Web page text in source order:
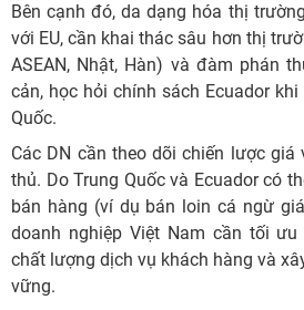
Bên cạnh đó, da dạng hóa thị
với EU, cần khai thác sâu hơn thị
ASEAN, Nhật, Hàn) và đàm phán
cản, học hỏi chính sách Ecuador
Quốc.
Các DN cần theo dõi chiến lược
thủ. Do Trung Quốc và Ecuador có
bán hàng (ví dụ bán loin cá ngừ
doanh nghiệp Việt Nam cần tối
chất lượng dịch vụ khách hàng và
vững.